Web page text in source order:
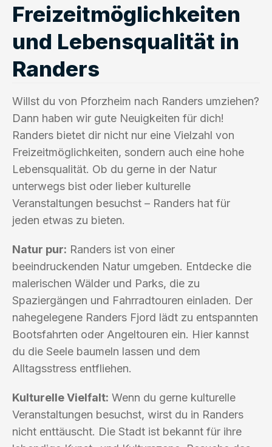
Freizeitmöglichkeiten
und Lebensqualität in
Randers
Willst du von Pforzheim nach Randers umziehen?
Dann haben wir gute Neuigkeiten für dich!
Randers bietet dir nicht nur eine Vielzahl von
Freizeitmöglichkeiten, sondern auch eine hohe
Lebensqualität. Ob du gerne in der Natur
unterwegs bist oder lieber kulturelle
Veranstaltungen besuchst – Randers hat für
jeden etwas zu bieten.
Natur pur: Randers ist von einer
beeindruckenden Natur umgeben. Entdecke die
malerischen Wälder und Parks, die zu
Spaziergängen und Fahrradtouren einladen. Der
nahegelegene Randers Fjord lädt zu entspannten
Bootsfahrten oder Angeltouren ein. Hier kannst
du die Seele baumeln lassen und dem
Alltagsstress entfliehen.
Kulturelle Vielfalt: Wenn du gerne kulturelle
Veranstaltungen besuchst, wirst du in Randers
nicht enttäuscht. Die Stadt ist bekannt für ihre